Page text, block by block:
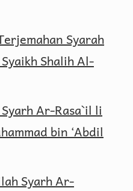
Syarah
Shalih Al-
Ar-Rasa`il li
bin ‘Abdil
Syarh Ar-